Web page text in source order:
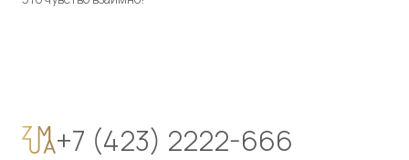
+7 (423) 2222-666